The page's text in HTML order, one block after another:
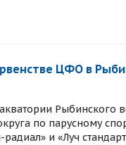
ЦФО в
Рыбинского
по парусному
радиал» и «Луч